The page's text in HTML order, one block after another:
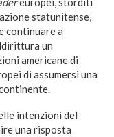
statunitense,
continuare a
un
americane di
di assumersi una
intenzioni del
una risposta